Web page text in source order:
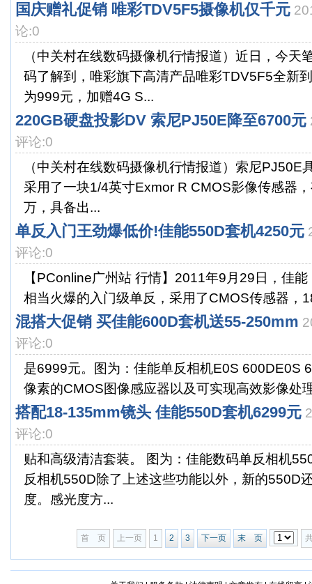
国庆赠礼促销 唯彩TDV5F5摄像机仅千元
论:0
（中关村在线数码摄像机行情报道）近日，今天
码了解到，唯彩旗下高清产品唯彩TDV5F5全新
为999元，加赠4G S...
220GB硬盘投影DV 索尼PJ50E降至6700元
评论:0
（中关村在线数码摄像机行情报道）索尼PJ50E
采用了一块1/4英寸Exmor R CMOS影像传感器
万，具备出...
单反入门王劲爆低价!佳能550D套机4250元
评论:0
【PConline广州站 行情】2011年9月29日，佳
相当火爆的入门级单反，采用了CMOS传感器，
混搭大促销 买佳能600D套机送55-250mm
评论:0
是6999元。图为：佳能单反相机E0S 600DE0S
像素的CMOS图像感应器以及可实现高效影像处
搭配18-135mm镜头 佳能550D套机6299元
评论:0
贴和高级清洁套装。 图为：佳能数码单反相机
反相机550D除了上述这些功能以外，新的550D
度。感光度方...
首 页 上一页 1 2 3 下一页 末 页